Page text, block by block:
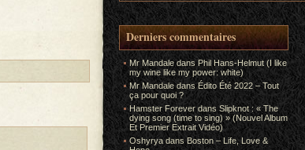
Derniers commentaires
Mr Mandaledans Phil Hans-Helmut (I like
my wine like my power: white)
Mr MandaledansÉdito Été 2022 – Tout
ça pour quoi ?
Hamster Forever dans Slipknot : « The
dying song (time to sing) » (Nouvel Album
Et Premier Extrait Vidéo)
Oshyrya dans Boston – Life, Love &